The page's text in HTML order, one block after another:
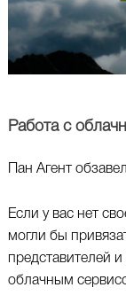
Работа с
Пан Агент
Если у вас нет
могли бы
представителей
облачным